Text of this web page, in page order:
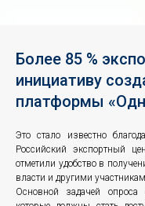
Более 85 %
инициативу
платформы
Это стало известно
Российский экспортный
отметили удобство в
власти и другими
Основной задачей опроса